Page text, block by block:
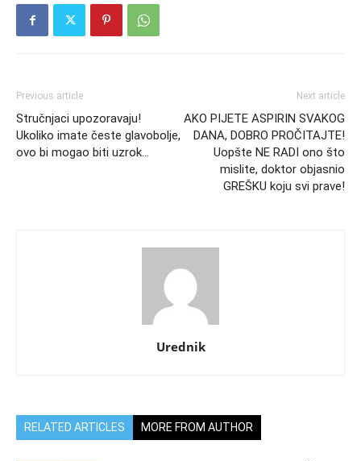
Previous article
Stručnjaci upozoravaju!
Ukoliko imate česte glavobolje,
ovo bi mogao biti uzrok…
Next article
AKO PIJETE ASPIRIN SVAKOG
DANA, DOBRO PROČITAJTE!
Uopšte NE RADI ono što
mislite, doktor objasnio
GREŠKU koju svi prave!
Urednik
RELATED ARTICLES MORE FROM AUTHOR